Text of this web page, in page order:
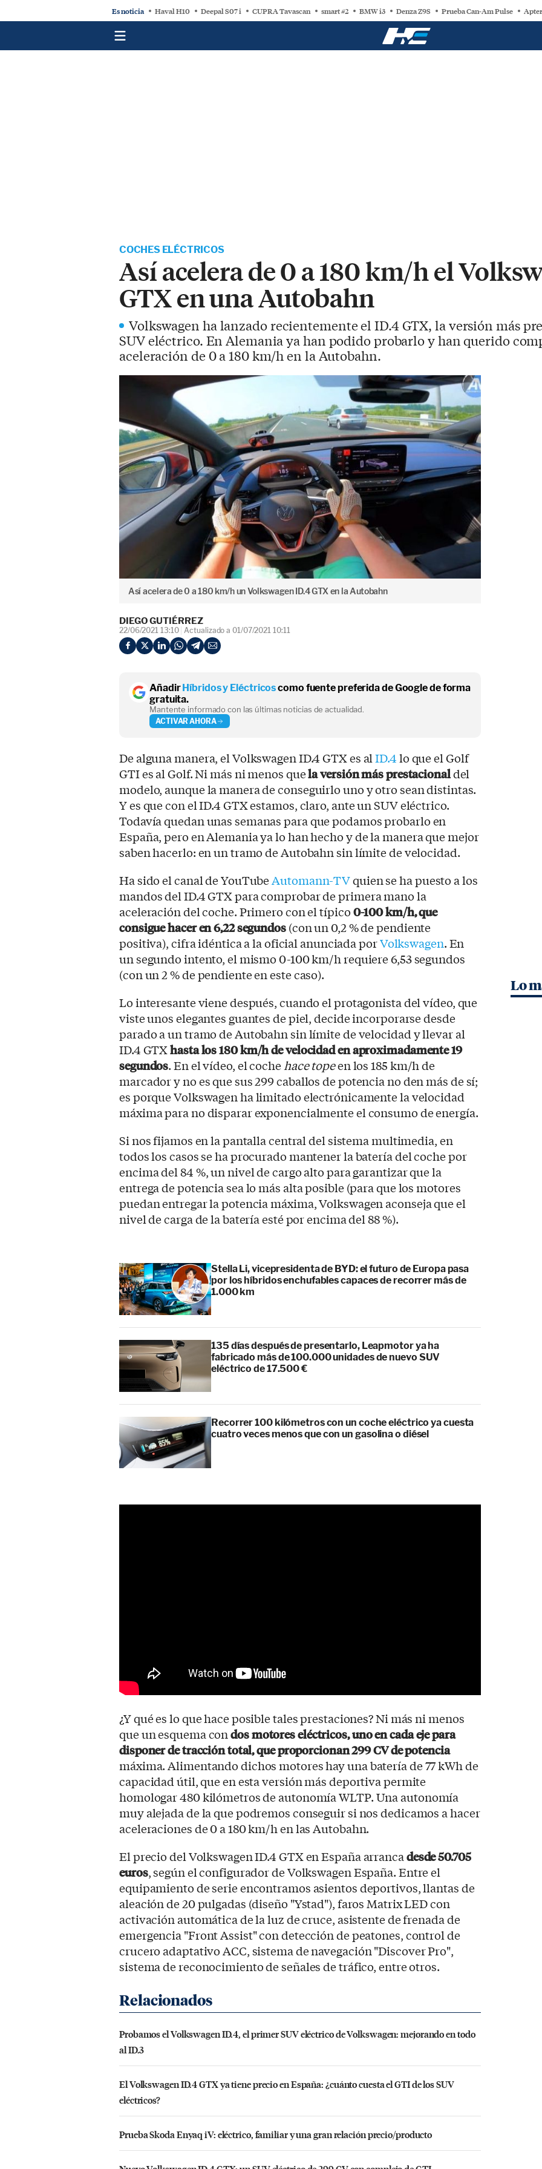
Es noticia Haval H10 Deepal S07 i CUPRA Tavascan smart #2 BMW i3 Denza Z9S Prueba Can-Am Pulse
COCHES ELÉCTRICOS
Así acelera de 0 a 180 km/h el
GTX en una Autobahn
Volkswagen ha lanzado recientemente el ID.4 GTX, la versión más
SUV eléctrico. En Alemania ya han podido probarlo y han querido
aceleración de 0 a 180 km/h en la Autobahn.
Así acelera de 0 a 180 km/h un Volkswagen ID.4 GTX en la Autobahn
DIEGO GUTIÉRREZ
22/06/2021 13:10 Actualizado a 01/07/2021 10:11
AñadirHíbridos y Eléctricoscomo fuente preferida de Google de forma
gratuita.
Mantente informado con las últimas noticias de actualidad.
ACTIVAR AHORA
De alguna manera, el Volkswagen ID.4 GTX es alID.4lo que el Golf
GTI es al Golf. Ni más ni menos quela versión más prestacionaldel
modelo, aunque la manera de conseguirlo uno y otro sean distintas.
Y es que con el ID.4 GTX estamos, claro, ante un SUV eléctrico.
Todavía quedan unas semanas para que podamos probarlo en
España, pero en Alemania ya lo han hecho y de la manera que mejor
saben hacerlo: en un tramo de Autobahn sin límite de velocidad.
Ha sido el canal de YouTubeAutomann-TVquien se ha puesto a los
mandos del ID.4 GTX para comprobar de primera mano la
aceleración del coche. Primero con el típico0-100 km/h, que
consigue hacer en 6,22 segundos(con un 0,2 % de pendiente
positiva), cifra idéntica a la oficial anunciada porVolkswagen. En
un segundo intento, el mismo 0-100 km/h requiere 6,53 segundos
(con un 2 % de pendiente en este caso).
Lo interesante viene después, cuando el protagonista del vídeo, que
viste unos elegantes guantes de piel, decide incorporarse desde
parado a un tramo de Autobahn sin límite de velocidad y llevar al
ID.4 GTXhasta los 180 km/h de velocidad en aproximadamente 19
segundos. En el vídeo, el coche hace topeen los 185 km/h de
marcador y no es que sus 299 caballos de potencia no den más de sí;
es porque Volkswagen ha limitado electrónicamente la velocidad
máxima para no disparar exponencialmente el consumo de energía.
Si nos fijamos en la pantalla central del sistema multimedia, en
todos los casos se ha procurado mantener la batería del coche por
encima del 84 %, un nivel de cargo alto para garantizar que la
entrega de potencia sea lo más alta posible (para que los motores
puedan entregar la potencia máxima, Volkswagen aconseja que el
nivel de carga de la batería esté por encima del 88 %).
Stella Li, vicepresidenta de BYD: el futuro de Europa pasa
por los híbridos enchufables capaces de recorrer más de
1.000 km
135 días después de presentarlo, Leapmotor ya ha
fabricado más de 100.000 unidades de nuevo SUV
eléctrico de 17.500 €
Recorrer 100 kilómetros con un coche eléctrico ya cuesta
cuatro veces menos que con un gasolina o diésel
¿Y qué es lo que hace posible tales prestaciones? Ni más ni menos
que un esquema condos motores eléctricos, uno en cada eje para
disponer de tracción total, que proporcionan 299 CV de potencia
máxima. Alimentando dichos motores hay una batería de 77 kWh de
capacidad útil, que en esta versión más deportiva permite
homologar 480 kilómetros de autonomía WLTP. Una autonomía
muy alejada de la que podremos conseguir si nos dedicamos a hacer
aceleraciones de 0 a 180 km/h en las Autobahn.
El precio del Volkswagen ID.4 GTX en España arrancadesde 50.705
euros, según el configurador de Volkswagen España. Entre el
equipamiento de serie encontramos asientos deportivos, llantas de
aleación de 20 pulgadas (diseño "Ystad"), faros Matrix LED con
activación automática de la luz de cruce, asistente de frenada de
emergencia "Front Assist" con detección de peatones, control de
crucero adaptativo ACC, sistema de navegación "Discover Pro",
sistema de reconocimiento de señales de tráfico, entre otros.
Probamos el Volkswagen ID.4, el primer SUV eléctrico de Volkswagen: mejorando en todo
al ID.3
El Volkswagen ID.4 GTX ya tiene precio en España: ¿cuánto cuesta el GTI de los SUV
eléctricos?
Prueba Skoda Enyaq iV: eléctrico, familiar y una gran relación precio/producto
Lo